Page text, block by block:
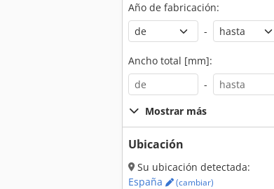
Año de fabricación:
-
Ancho total [mm]:
-
Mostrar más
Ubicación
Su ubicación detectada:
España
(cambiar)